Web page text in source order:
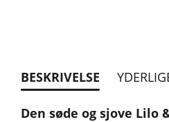
BESKRIVELSE
Den søde og sjove